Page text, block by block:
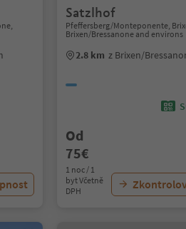
Satzlhof
Pfeffersberg/Monteponente,
Brixen/Bressanone and environs
2.8 km z Brixen/
Od
75€
1 noc / 1
byt Včetně
DPH